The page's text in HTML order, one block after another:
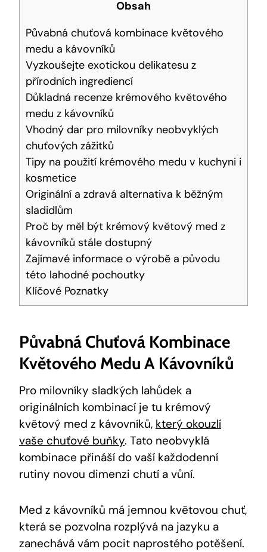
Obsah
Půvabná chuťová kombinace květového
medu a kávovníků
Vyzkoušejte exotickou delikatesu z
přírodních ingrediencí
Důkladná recenze krémového květového
medu z kávovníků
Vhodný dar pro milovníky neobvyklých
chuťových zážitků
Tipy na použití krémového medu v kuchyni i
kosmetice
Originální a zdravá alternativa k běžným
sladidlům
Proč by měl být krémový květový med z
kávovníků stále dostupný
Zajímavé informace o výrobě a původu
této lahodné pochoutky
Klíčové Poznatky
Půvabná Chuťová Kombinace
Květového Medu A Kávovníků
Pro milovníky sladkých lahůdek a
originálních kombinací je tu krémový
květový med z kávovníků, který okouzlí
vaše chuťové buňky. Tato neobvyklá
kombinace přináší do vaší každodenní
rutiny novou dimenzi chutí a vůní.
Med z kávovníků má jemnou květovou chuť,
která se pozvolna rozplývá na jazyku a
zanechává vám pocit naprostého potěšení.